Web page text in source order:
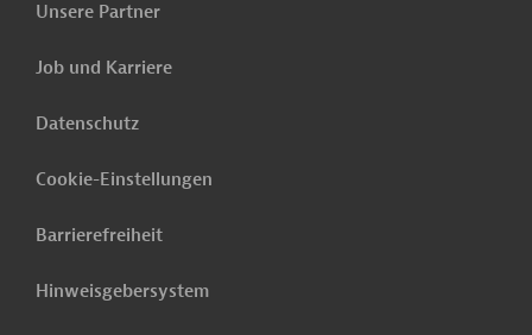
Unsere Partner
Job und Karriere
Datenschutz
Cookie-Einstellungen
Barrierefreiheit
Hinweisgebersystem